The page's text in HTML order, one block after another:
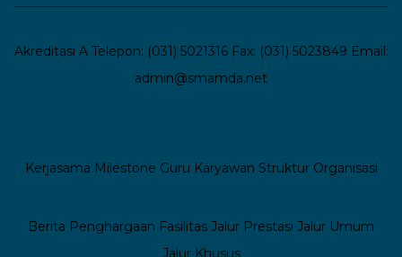
Akreditasi A Telepon: (031) 5021316 Fax: (031) 5023849 Email:
admin@smamda.net
Kerjasama Milestone Guru Karyawan Struktur Organisasi
Berita Penghargaan Fasilitas Jalur Prestasi Jalur Umum
Jalur Khusus